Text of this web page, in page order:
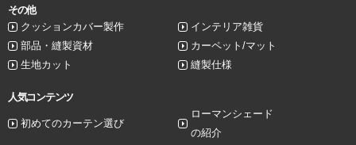
その他
クッションカバー製作
インテリア雑貨
部品・縫製資材
カーペット/マット
生地カット
縫製仕様
人気コンテンツ
初めてのカーテン選び
ローマンシェード
の紹介